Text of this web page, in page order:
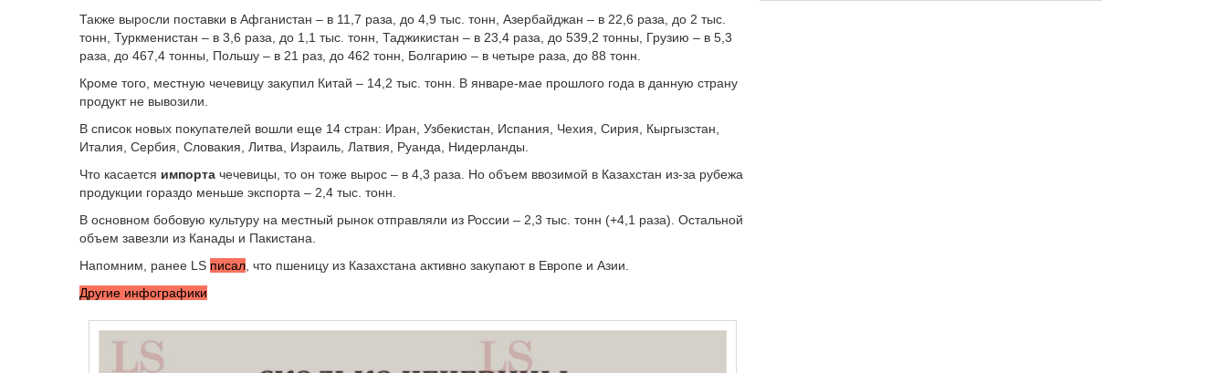
Также выросли поставки в Афганистан – в 11,7 раза, до 4,9 тыс. тонн, Азербайджан – в 22,6 раза, до 2 тыс.
тонн, Туркменистан – в 3,6 раза, до 1,1 тыс. тонн, Таджикистан – в 23,4 раза, до 539,2 тонны, Грузию – в 5,3
раза, до 467,4 тонны, Польшу – в 21 раз, до 462 тонн, Болгарию – в четыре раза, до 88 тонн.
Кроме того, местную чечевицу закупил Китай – 14,2 тыс. тонн. В январе-мае прошлого года в данную страну
продукт не вывозили.
В список новых покупателей вошли еще 14 стран: Иран, Узбекистан, Испания, Чехия, Сирия, Кыргызстан,
Италия, Сербия, Словакия, Литва, Израиль, Латвия, Руанда, Нидерланды.
Что касается импорта чечевицы, то он тоже вырос – в 4,3 раза. Но объем ввозимой в Казахстан из-за рубежа
продукции гораздо меньше экспорта – 2,4 тыс. тонн.
В основном бобовую культуру на местный рынок отправляли из России – 2,3 тыс. тонн (+4,1 раза). Остальной
объем завезли из Канады и Пакистана.
Напомним, ранее LS писал , что пшеницу из Казахстана активно закупают в Европе и Азии.
Другие инфографики